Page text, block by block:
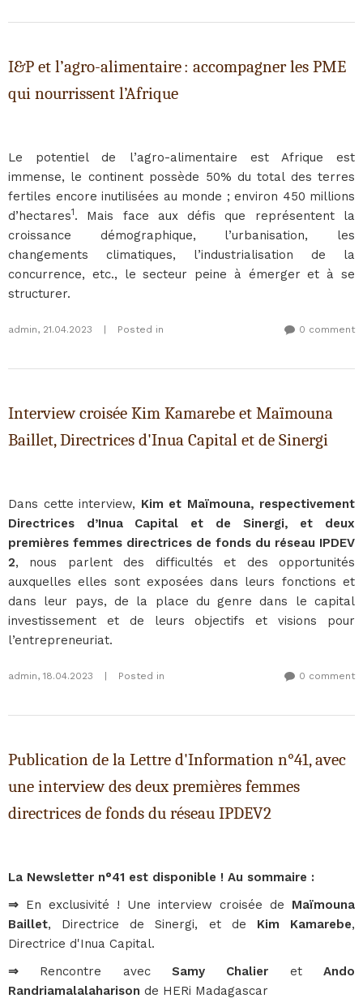
I&P et l’agro-alimentaire : accompagner les PME
qui nourrissent l’Afrique
Le potentiel de l’agro-alimentaire est Afrique est
immense, le continent possède 50% du total des terres
fertiles encore inutilisées au monde ; environ 450 millions
d’hectares1 . Mais face aux défis que représentent la
croissance démographique, l’urbanisation, les
changements climatiques, l’industrialisation de la
concurrence, etc., le secteur peine à émerger et à se
structurer.
admin, 21.04.2023 Posted in 0 comment
Interview croisée Kim Kamarebe et Maïmouna
Baillet, Directrices d'Inua Capital et de Sinergi
Dans cette interview, Kim et Maïmouna, respectivement
Directrices d’Inua Capital et de Sinergi, et deux
premières femmes directrices de fonds du réseau IPDEV
2, nous parlent des difficultés et des opportunités
auxquelles elles sont exposées dans leurs fonctions et
dans leur pays, de la place du genre dans le capital
investissement et de leurs objectifs et visions pour
l’entrepreneuriat.
admin, 18.04.2023 Posted in 0 comment
Publication de la Lettre d'Information n°41, avec
une interview des deux premières femmes
directrices de fonds du réseau IPDEV2
La Newsletter n°41 est disponible ! Au sommaire :
⇒ En exclusivité ! Une interview croisée de Maïmouna
Baillet, Directrice de Sinergi, et de Kim Kamarebe,
Directrice d'Inua Capital.
⇒ Rencontre avec Samy Chalier etAndo
Randriamalalaharison de HERi Madagascar